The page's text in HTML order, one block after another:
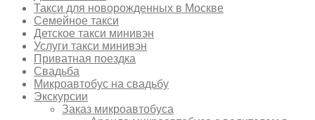
Такси для новорожденных в Москве
Семейное такси
Детское такси минивэн
Услуги такси минивэн
Приватная поездка
Свадьба
Микроавтобус на свадьбу
Экскурсии
Заказ микроавтобуса